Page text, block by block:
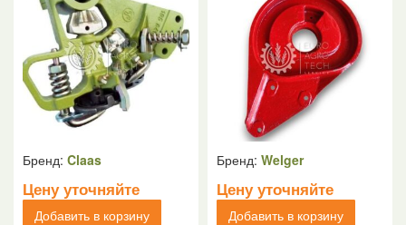
Бренд: Claas
Цену уточняйте
Добавить в корзину
Бренд: Welger
Цену уточняйте
Добавить в корзину